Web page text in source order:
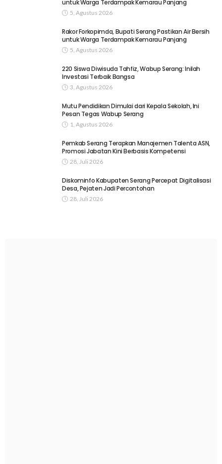
untuk Warga Terdampak Kemarau Panjang
5, Agustus 2026
Rakor Forkopimda, Bupati Serang Pastikan Air Bersih
untuk Warga Terdampak Kemarau Panjang
5, Agustus 2026
220 Siswa Diwisuda Tahfiz, Wabup Serang: Inilah
Investasi Terbaik Bangsa
3, Agustus 2026
Mutu Pendidikan Dimulai dari Kepala Sekolah, Ini
Pesan Tegas Wabup Serang
1, Agustus 2026
Pemkab Serang Terapkan Manajemen Talenta ASN,
Promosi Jabatan Kini Berbasis Kompetensi
28, Juli 2026
Diskominfo Kabupaten Serang Percepat Digitalisasi
Desa, Pejaten Jadi Percontohan
28, Juli 2026